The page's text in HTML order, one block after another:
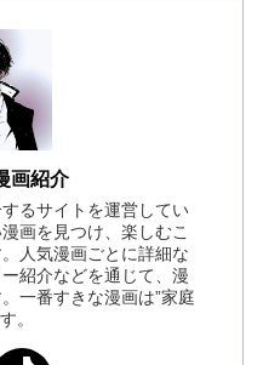
画紹介
るサイトを運営してい
画を見つけ、楽しむこ
人気漫画ごとに詳細な
紹介などを通じて、漫
一番すきな漫画は”家庭
。